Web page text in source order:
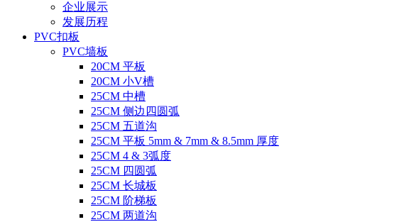
企业展示
发展历程
PVC扣板
PVC墙板
20CM 平板
20CM 小V槽
25CM 中槽
25CM 侧边四圆弧
25CM 五道沟
25CM 平板 5mm & 7mm & 8.5mm 厚度
25CM 4 & 3弧度
25CM 四圆弧
25CM 长城板
25CM 阶梯板
25CM 两道沟